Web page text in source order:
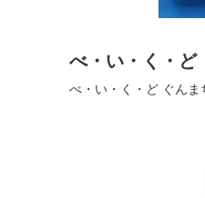
べ・い・く・ど
べ・い・く・ど ぐんま